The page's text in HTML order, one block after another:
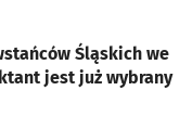
Śląskich we
jest już wybrany